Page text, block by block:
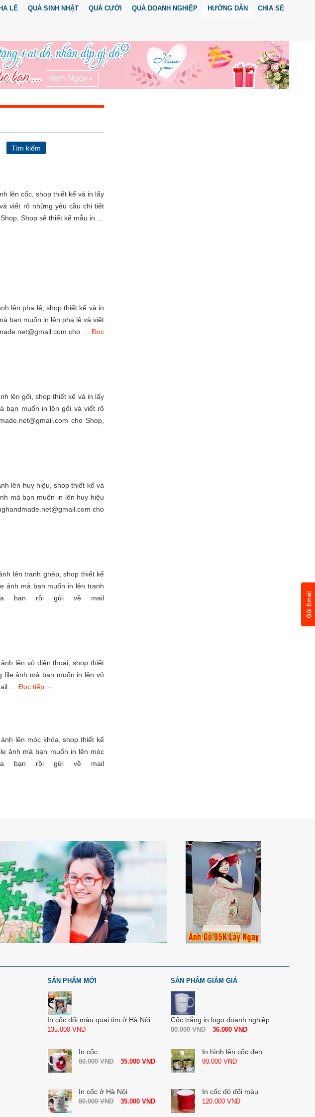
LÊ QUÀ SINH NHẬT QUÀ CƯỚI QUÀ DOANH NGHIỆP HƯỚNG DẪN CHIA SẺ
lên cốc, shop thiết kế và in lấy
viết rõ những yêu cầu chi tiết
Shop sẽ thiết kế mẫu in …
lên pha lê, shop thiết kế và in
bạn muốn in lên pha lê và viết
cho … Đọc
lên gối, shop thiết kế và in lấy
bạn muốn in lên gối và viết rõ
cho Shop,
lên huy hiệu, shop thiết kế và
mà bạn muốn in lên huy hiệu
cho
lên tranh ghép, shop thiết kế
ảnh mà bạn muốn in lên tranh
bạn rồi gửi về mail
lên vỏ điện thoại, shop thiết
file ảnh mà bạn muốn in lên vỏ
… Đọc tiếp →
lên móc khóa, shop thiết kế
ảnh mà bạn muốn in lên móc
bạn rồi gửi về mail
SẢN PHẨM MỚI
In cốc đổi màu quai tim ở Hà Nội
135.000 VND
In cốc
80.000VND 35.000 VND
In cốc ở Hà Nội
80.000VND 35.000 VND
SẢN PHẨM GIẢM GIÁ
Cốc trắng in logo doanh nghiệp
80.000VND 36.000 VND
In hình lên cốc đen
90.000 VND
In cốc đỏ đổi màu
120.000 VND